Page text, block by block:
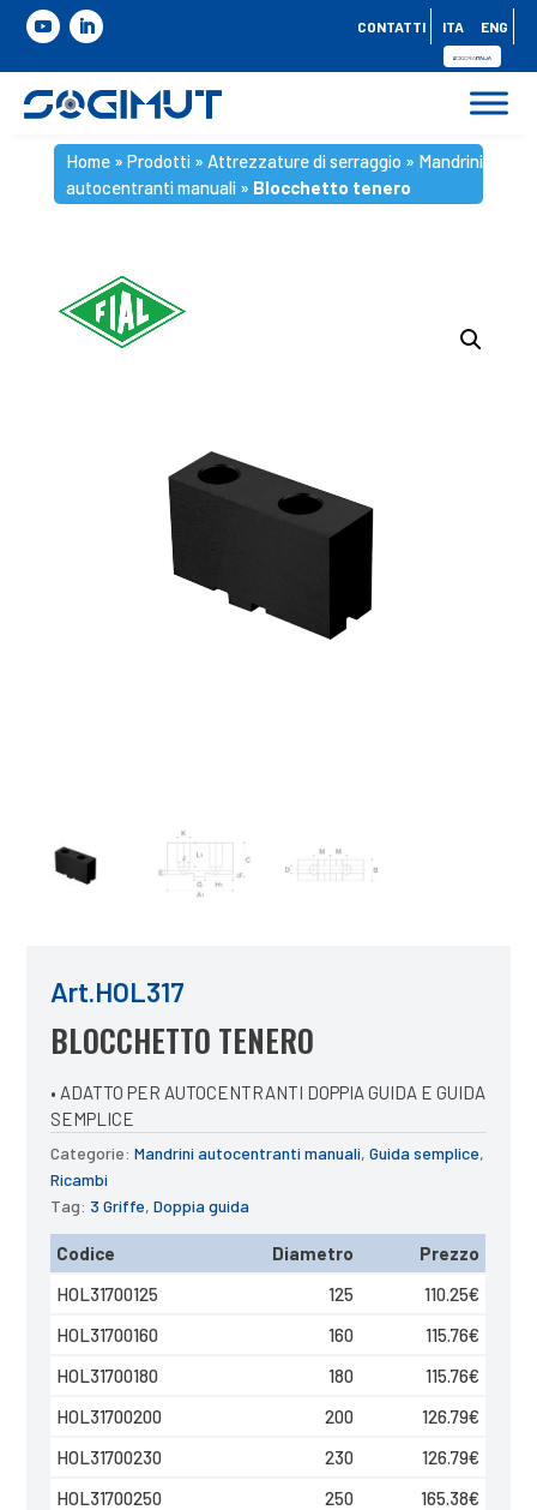
CONTATTI ITA ENG
Home» Prodotti» Attrezzature di serraggio » Mandrini
autocentranti manuali» Blocchetto tenero
Art.HOL317
BLOCCHETTO TENERO
• ADATTO PER AUTOCENTRANTI DOPPIA GUIDA E GUIDA
SEMPLICE
Categorie:Mandrini autocentranti manuali,Guida semplice,
Ricambi
Tag: 3 Griffe,Doppia guida
Codice Diametro
Prezzo
HOL31700125
125 110.25€
HOL31700160
160 115.76€
HOL31700180
180 115.76€
HOL31700200
200 126.79€
HOL31700230
230 126.79€
HOL31700250
250 165.38€